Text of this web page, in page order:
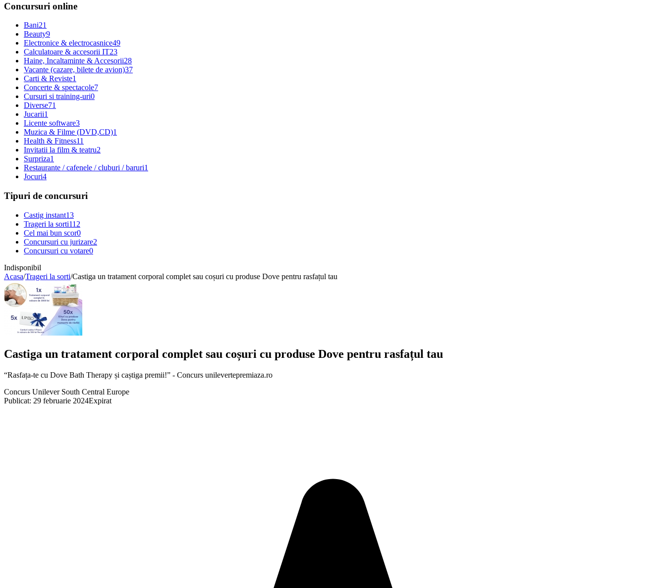
Concursuri online
Bani21
Beauty9
Electronice & electrocasnice49
Calculatoare & accesorii IT23
Haine, Incaltaminte & Accesorii28
Vacante (cazare, bilete de avion)37
Carti & Reviste1
Concerte & spectacole7
Cursuri si training-uri0
Diverse71
Jucarii1
Licente software3
Muzica & Filme (DVD,CD)1
Health & Fitness11
Invitatii la film & teatru2
Surpriza1
Restaurante / cafenele / cluburi / baruri1
Jocuri4
Tipuri de concursuri
Castig instant13
Trageri la sorti112
Cel mai bun scor0
Concursuri cu jurizare2
Concursuri cu votare0
Indisponibil
Acasa/Trageri la sorti/Castiga un tratament corporal complet sau coșuri cu produse Dove pentru rasfațul tau
Castiga un tratament corporal complet sau coșuri cu produse Dove pentru rasfațul tau
“Rasfața-te cu Dove Bath Therapy și caștiga premii!” - Concurs unilevertepremiaza.ro
Concurs Unilever South Central Europe
Publicat: 29 februarie 2024Expirat